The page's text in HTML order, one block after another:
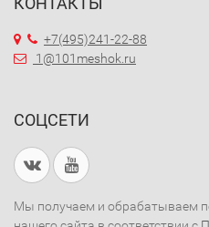
+7(495)241-22-88
1@101meshok.ru
СОЦСЕТИ
Мы получаем и обрабатываем